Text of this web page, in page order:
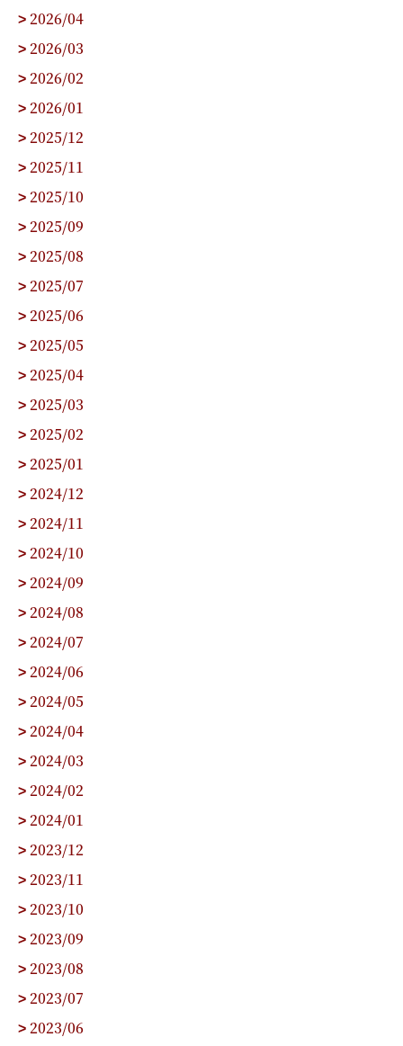
> 2026/04
> 2026/03
> 2026/02
> 2026/01
> 2025/12
> 2025/11
> 2025/10
> 2025/09
> 2025/08
> 2025/07
> 2025/06
> 2025/05
> 2025/04
> 2025/03
> 2025/02
> 2025/01
> 2024/12
> 2024/11
> 2024/10
> 2024/09
> 2024/08
> 2024/07
> 2024/06
> 2024/05
> 2024/04
> 2024/03
> 2024/02
> 2024/01
> 2023/12
> 2023/11
> 2023/10
> 2023/09
> 2023/08
> 2023/07
> 2023/06